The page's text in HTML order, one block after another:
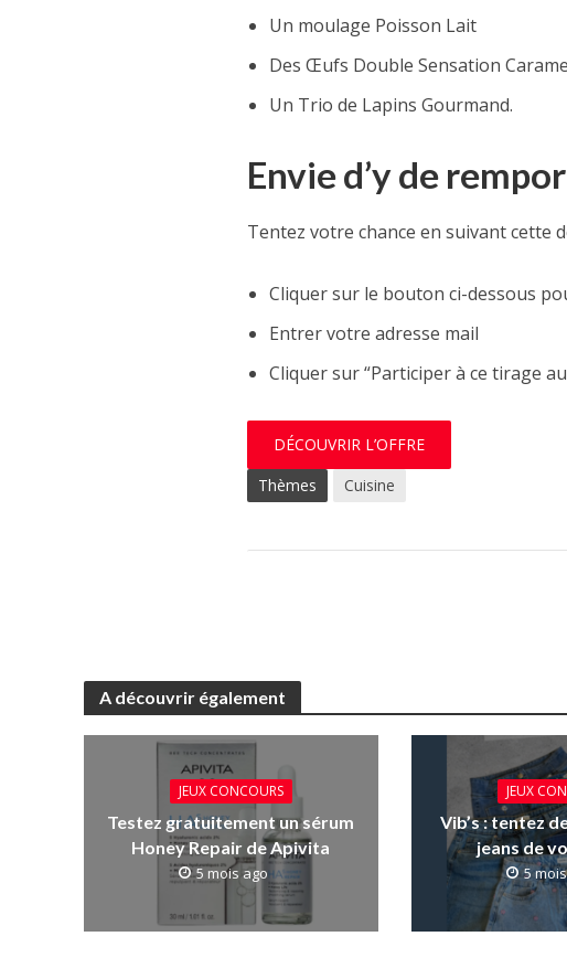
Un moulage Poisson Lait
Des Œufs Double Sensation
Un Trio de Lapins Gourmand.
Envie d’y de
Tentez votre chance en suivant cette
Cliquer sur le bouton ci-dessous
Entrer votre adresse mail
Cliquer sur “Participer à ce tirage
DÉCOUVRIR L’OFFRE
Thèmes
Cuisine
A découvrir également
JEUX CONCOURS
Testez gratuitement un sérum
Honey Repair de Apivita
5 mois ago
JEUX
Vib’s : tentez
jeans de
5